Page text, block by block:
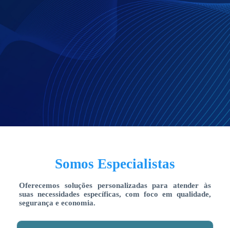
Somos Especialistas
Oferecemos soluções personalizadas para atender às
suas necessidades específicas, com foco em qualidade,
segurança e economia.